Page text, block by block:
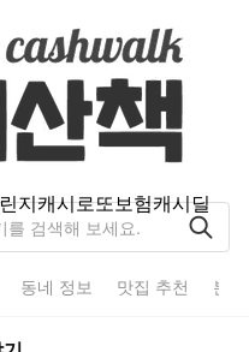
지캐시로또보험캐시딜
동네 정보 맛집 추천 분